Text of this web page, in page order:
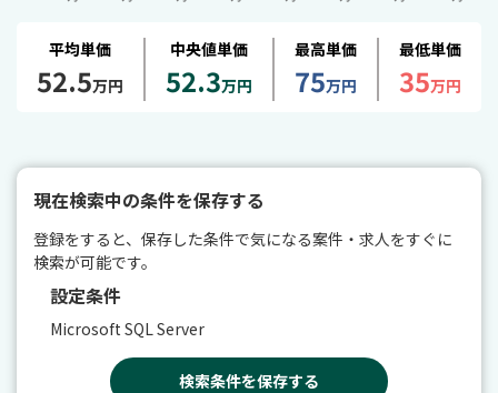
平均単価
52.5万円
中央値単価
52.3万円
最高単価
75万円
最低単価
35万円
現在検索中の条件を保存する
登録をすると、保存した条件で気になる案件・求人をすぐに
検索が可能です。
設定条件
Microsoft SQL Server
検索条件を保存する